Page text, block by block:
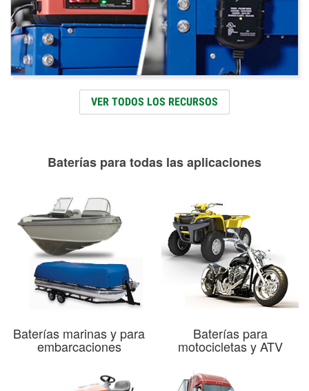
VER TODOS LOS RECURSOS
Baterías para todas las aplicaciones
Baterías marinas y para
embarcaciones
Baterías para
motocicletas y ATV